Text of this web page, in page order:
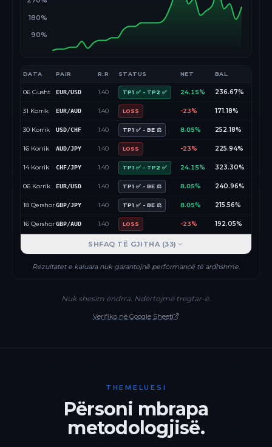
90%
180%
DATA PAIR R:R STATUS NET BAL.
06 Gusht EUR/USD 1.40 TP1 ✅ - TP2 ✅ 24.15% 236.67%
31 Korrik EUR/AUD 1.40 LOSS -23% 171.18%
30 Korrik USD/CHF 1.40 TP1 ✅ - BE ⚖️ 8.05% 252.18%
16 Korrik AUD/JPY 1.40 LOSS -23% 225.94%
14 Korrik CHF/JPY 1.40 TP1 ✅ - TP2 ✅ 24.15% 323.30%
06 Korrik EUR/USD 1.40 TP1 ✅ - BE ⚖️ 8.05% 240.96%
18 QershorGBP/JPY 1.40 TP1 ✅ - BE ⚖️ 8.05% 215.56%
16 QershorGBP/AUD 1.40 LOSS -23% 192.05%
SHFAQ TË GJITHA (33)
Rezultatet e kaluara nuk garantojnë performancë të ardhshme.
Nuk shesim ëndrra. Ndërtojmë tregtar-ë.
Verifiko në Google Sheet
THEMELUESI
Përsoni mbrapa
metodologjisë.